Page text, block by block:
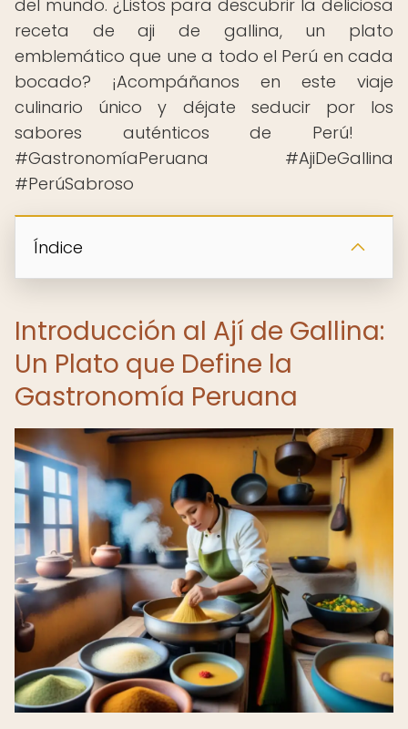
del mundo. ¿Listos para descubrir la deliciosa
receta de aji de gallina, un plato
emblemático que une a todo el Perú en cada
bocado? ¡Acompáñanos en este viaje
culinario único y déjate seducir por los
sabores auténticos de Perú! ️
#GastronomíaPeruana #AjiDeGallina
#PerúSabroso
Índice
Introducción al Ají de Gallina:
Un Plato que Define la
Gastronomía Peruana